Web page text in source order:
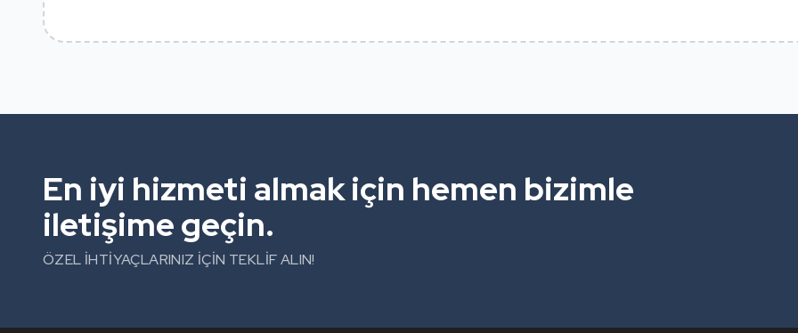
En iyi hizmeti almak için hemen bizimle
iletişime geçin.
ÖZEL İHTİYAÇLARINIZ İÇİN TEKLİF ALIN!